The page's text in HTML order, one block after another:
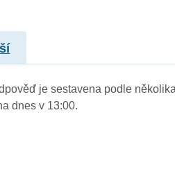
je sestavena podle několika
dnes v 13:00.